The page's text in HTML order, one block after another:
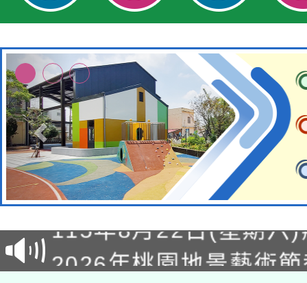
轉知經濟部水利署委託
業技術研究院辦理「
用水績優單位及節水達
桃園市孔廟祈福系列
2026年桃園地景藝術